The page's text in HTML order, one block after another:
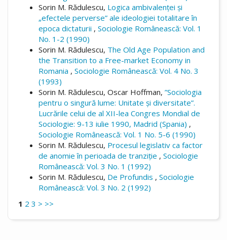
Sorin M. Rădulescu, Logica ambivalenței și
„efectele perverse” ale ideologiei totalitare în
epoca dictaturii , Sociologie Românească: Vol. 1
No. 1-2 (1990)
Sorin M. Rădulescu, The Old Age Population and
the Transition to a Free-market Economy in
Romania , Sociologie Românească: Vol. 4 No. 3
(1993)
Sorin M. Rădulescu, Oscar Hoffman, ”Sociologia
pentru o singură lume: Unitate și diversitate”.
Lucrările celui de al XII-lea Congres Mondial de
Sociologie: 9-13 iulie 1990, Madrid (Spania) ,
Sociologie Românească: Vol. 1 No. 5-6 (1990)
Sorin M. Rădulescu, Procesul legislativ ca factor
de anomie în perioada de tranziție , Sociologie
Românească: Vol. 3 No. 1 (1992)
Sorin M. Rădulescu, De Profundis , Sociologie
Românească: Vol. 3 No. 2 (1992)
1 2 3 > >>